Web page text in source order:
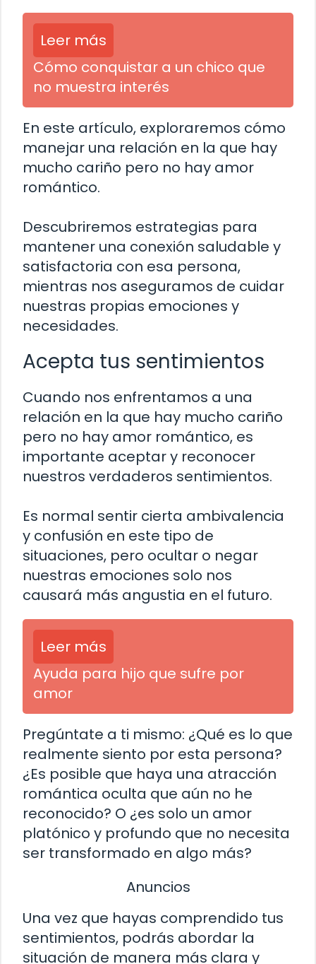
Leer más
Cómo conquistar a un chico que
no muestra interés
En este artículo, exploraremos cómo
manejar una relación en la que hay
mucho cariño pero no hay amor
romántico.
Descubriremos estrategias para
mantener una conexión saludable y
satisfactoria con esa persona,
mientras nos aseguramos de cuidar
nuestras propias emociones y
necesidades.
Acepta tus sentimientos
Cuando nos enfrentamos a una
relación en la que hay mucho cariño
pero no hay amor romántico, es
importante aceptar y reconocer
nuestros verdaderos sentimientos.
Es normal sentir cierta ambivalencia
y confusión en este tipo de
situaciones, pero ocultar o negar
nuestras emociones solo nos
causará más angustia en el futuro.
Leer más
Ayuda para hijo que sufre por
amor
Pregúntate a ti mismo: ¿Qué es lo que
realmente siento por esta persona?
¿Es posible que haya una atracción
romántica oculta que aún no he
reconocido? O ¿es solo un amor
platónico y profundo que no necesita
ser transformado en algo más?
Anuncios
Una vez que hayas comprendido tus
sentimientos, podrás abordar la
situación de manera más clara y